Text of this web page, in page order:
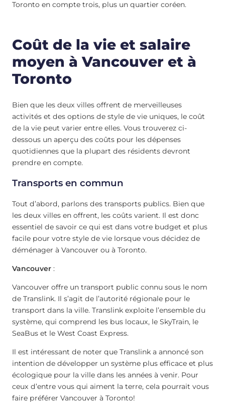
Toronto en compte trois, plus un quartier coréen.
Coût de la vie et salaire
moyen à Vancouver et à
Toronto
Bien que les deux villes offrent de merveilleuses
activités et des options de style de vie uniques, le coût
de la vie peut varier entre elles. Vous trouverez ci-
dessous un aperçu des coûts pour les dépenses
quotidiennes que la plupart des résidents devront
prendre en compte.
Transports en commun
Tout d’abord, parlons des transports publics. Bien que
les deux villes en offrent, les coûts varient. Il est donc
essentiel de savoir ce qui est dans votre budget et plus
facile pour votre style de vie lorsque vous décidez de
déménager à Vancouver ou à Toronto.
Vancouver :
Vancouver offre un transport public connu sous le nom
de Translink. Il s’agit de l’autorité régionale pour le
transport dans la ville. Translink exploite l’ensemble du
système, qui comprend les bus locaux, le SkyTrain, le
SeaBus et le West Coast Express.
Il est intéressant de noter que Translink a annoncé son
intention de développer un système plus efficace et plus
écologique pour la ville dans les années à venir. Pour
ceux d’entre vous qui aiment la terre, cela pourrait vous
faire préférer Vancouver à Toronto!